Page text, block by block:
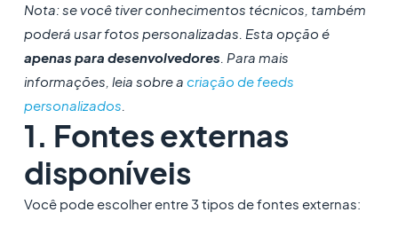
Nota: se você tiver conhecimentos técnicos, também
poderá usar fotos personalizadas. Esta opção é
apenas para desenvolvedores . Para mais
informações, leia sobre a criação de feeds
personalizados
1. Fontes externas
disponíveis
Você pode escolher entre 3 tipos de fontes externas: